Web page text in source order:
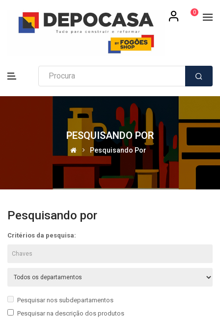
0
PESQUISANDO POR
Pesquisando Por
Pesquisando por
Critérios da pesquisa:
Pesquisar nos subdepartamentos
Pesquisar na descrição dos produtos